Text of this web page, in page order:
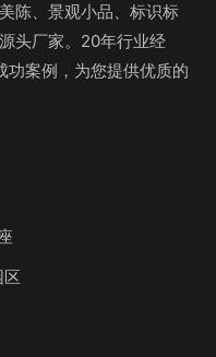
陈、景观小品、标识标
头厂家。20年行业经
案例，为您提供优质的